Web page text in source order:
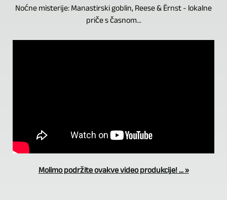
Noćne misterije: Manastirski goblin, Reese & Ërnst - lokalne
priče s časnom...
Molimo podržite ovakve video produkcije! ... »